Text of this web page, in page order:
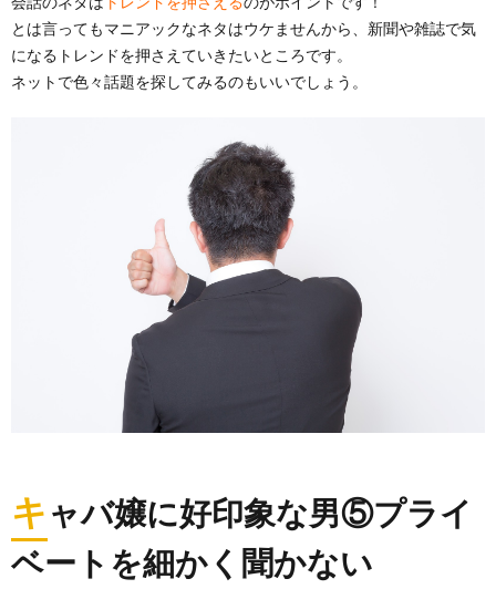
とは言ってもマニアックなネタはウケませんから、新聞や雑誌で気
になるトレンドを押さえていきたいところです。
ネットで色々話題を探してみるのもいいでしょう。
キ ャバ嬢に好印象な男⑤プライ
ベートを細かく聞かない